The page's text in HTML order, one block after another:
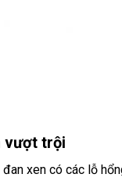
vượt trội
xen có các lỗ